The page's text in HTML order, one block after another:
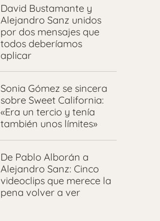
David Bustamante y
Alejandro Sanz unidos
por dos mensajes que
todos deberíamos
aplicar
Sonia Gómez se sincera
sobre Sweet California:
«Era un tercio y tenía
también unos límites»
De Pablo Alborán a
Alejandro Sanz: Cinco
videoclips que merece la
pena volver a ver